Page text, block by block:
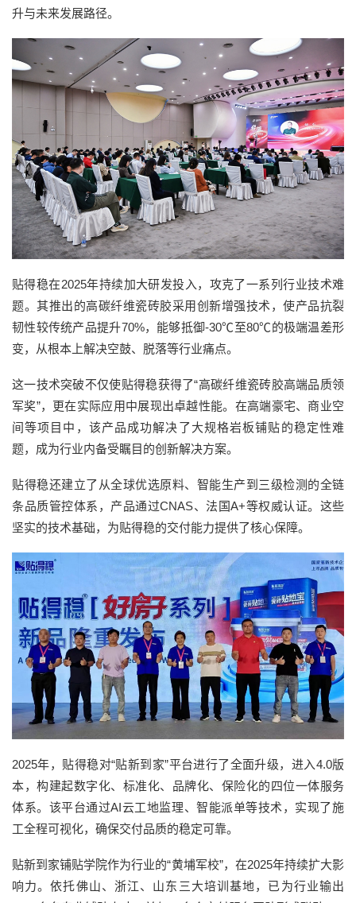
升与未来发展路径。
贴得稳在2025年持续加大研发投入，攻克了一系列行业技术难
题。其推出的高碳纤维瓷砖胶采用创新增强技术，使产品抗裂
韧性较传统产品提升70%，能够抵御-30℃至80℃的极端温差形
变，从根本上解决空鼓、脱落等行业痛点。
这一技术突破不仅使贴得稳获得了“高碳纤维瓷砖胶高端品质领
军奖”，更在实际应用中展现出卓越性能。在高端豪宅、商业空
间等项目中，该产品成功解决了大规格岩板铺贴的稳定性难
题，成为行业内备受瞩目的创新解决方案。
贴得稳还建立了从全球优选原料、智能生产到三级检测的全链
条品质管控体系，产品通过CNAS、法国A+等权威认证。这些
坚实的技术基础，为贴得稳的交付能力提供了核心保障。
2025年，贴得稳对“贴新到家”平台进行了全面升级，进入4.0版
本，构建起数字化、标准化、品牌化、保险化的四位一体服务
体系。该平台通过AI云工地监理、智能派单等技术，实现了施
工全程可视化，确保交付品质的稳定可靠。
贴新到家铺贴学院作为行业的“黄埔军校”，在2025年持续扩大影
响力。依托佛山、浙江、山东三大培训基地，已为行业输出